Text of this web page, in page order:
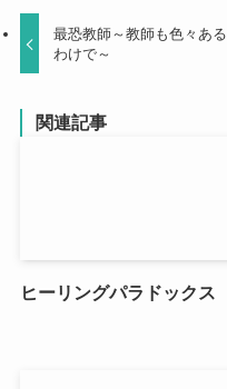
最恐教師～教師も色々ある
わけで～
関連記事
ヒーリングパラドックス